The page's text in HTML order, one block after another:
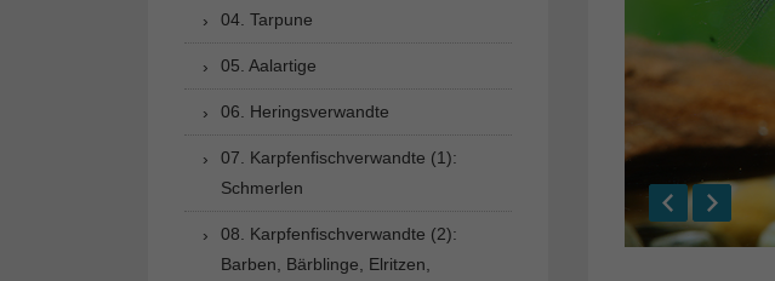
04. Tarpune
05. Aalartige
06. Heringsverwandte
07. Karpfenfischverwandte (1):
Schmerlen
08. Karpfenfischverwandte (2):
Barben, Bärblinge, Elritzen,